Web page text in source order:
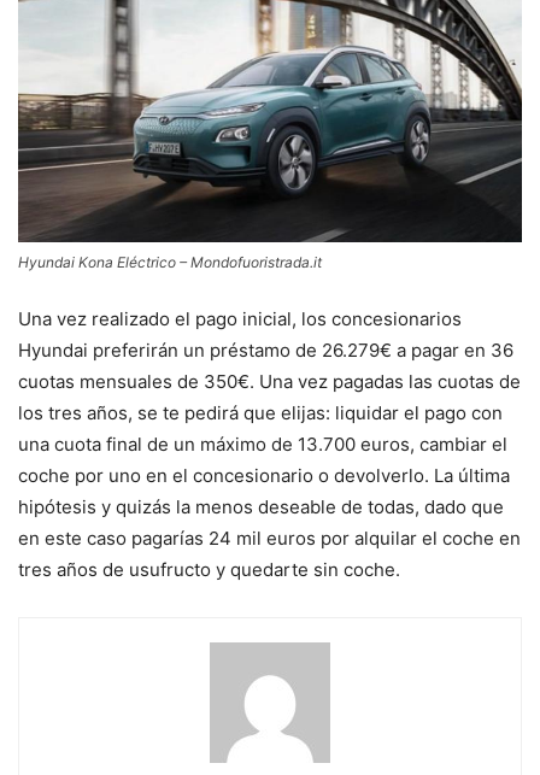
Hyundai Kona Eléctrico – Mondofuoristrada.it
Una vez realizado el pago inicial, los concesionarios
Hyundai preferirán un préstamo de 26.279€ a pagar en 36
cuotas mensuales de 350€. Una vez pagadas las cuotas de
los tres años, se te pedirá que elijas: liquidar el pago con
una cuota final de un máximo de 13.700 euros, cambiar el
coche por uno en el concesionario o devolverlo. La última
hipótesis y quizás la menos deseable de todas, dado que
en este caso pagarías 24 mil euros por alquilar el coche en
tres años de usufructo y quedarte sin coche.